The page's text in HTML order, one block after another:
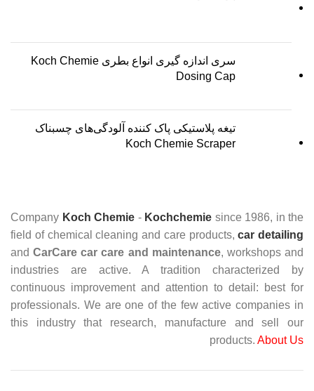
سری اندازه گیری انواع بطری Koch Chemie
Dosing Cap
تیغه پلاستیکی پاک کننده آلودگی‌های چسبناک
Koch Chemie Scraper
Company Koch Chemie - Kochchemie since 1986, in the
field of chemical cleaning and care products,car detailing
andCarCare car care and maintenance, workshops and
industries are active. A tradition characterized by
continuous improvement and attention to detail: best for
professionals. We are one of the few active companies in
this industry that research, manufacture and sell our
products. About Us